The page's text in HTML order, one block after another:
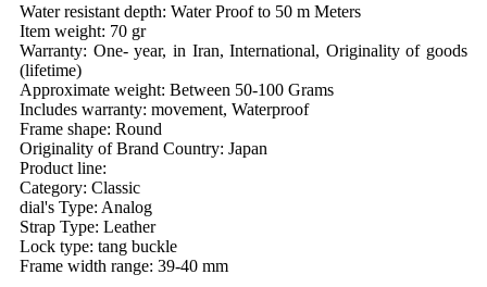
Water resistant depth: Water Proof to 50 m Meters
Item weight: 70 gr
Warranty: One- year, in Iran, International, Originality of goods
(lifetime)
Approximate weight: Between 50-100 Grams
Includes warranty: movement, Waterproof
Frame shape: Round
Originality of Brand Country: Japan
Product line:
Category: Classic
dial's Type: Analog
Strap Type: Leather
Lock type: tang buckle
Frame width range: 39-40 mm